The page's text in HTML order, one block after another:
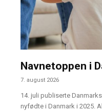
Navnetoppen i
7. august 2026
14. juli publiserte
nyfødte i Danmark i 2025.